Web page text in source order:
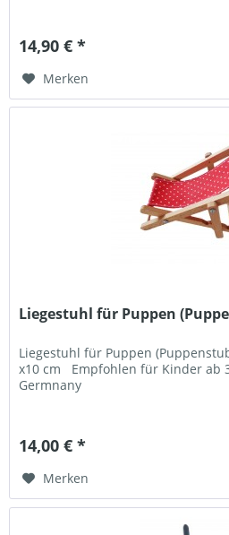
14,90 € *
Merken
Liegestuhl für Puppen
Liegestuhl für Puppen
x10 cm Empfohlen für Kinder ab
Germnany
14,00 € *
Merken